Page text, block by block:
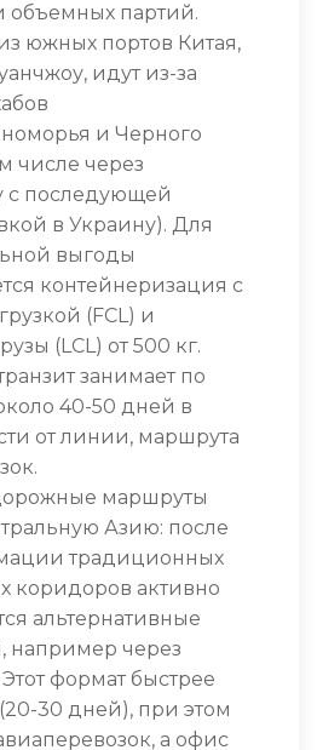
объемных партий.
южных портов Китая,
идут из-за
и Черного
числе через
с последующей
в ​​Украину). Для
выгоды
контейнеризация с
(FCL) и
(LCL) от 500 кг.
занимает по
40-50 дней в
от линии, маршрута
маршруты
Азию: после
традиционных
коридоров активно
альтернативные
например через
Этот формат быстрее
30 дней), при этом
а офис